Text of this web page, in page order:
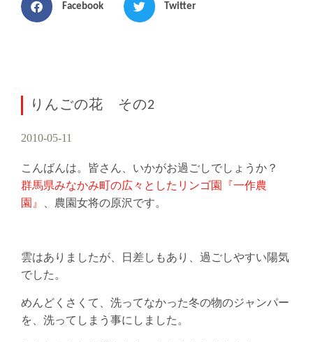
Facebook Twitter
りんごの花 その2
2010-05-11
こんばんは。皆さん、いかがお過ごしでしょうか？
群馬県みなかみ町の広々としたリンゴ園『一作農
園』
、農園女将の原沢です。
雲はありましたが、日差しもあり、過ごしやすい陽気
でした。
めんどくさくて、洗ってなかった冬の物のジャンパー
を、洗ってしまう事にしました。